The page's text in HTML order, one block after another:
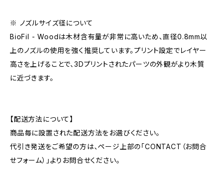
※ ノズルサイズ径について
BioFil - Woodは木材含有量が非常に高いため、直径0.8mm以
上のノズルの使用を強く推奨しています。プリント設定でレイヤー
高さを上げることで、3Dプリントされたパーツの外観がより木質
に近づきます。
【配送方法について】
商品毎に設置された配送方法をお選びください。
代引き発送をご希望の方は、ページ上部の「CONTACT（お問合
せフォーム）」よりお問合せください。